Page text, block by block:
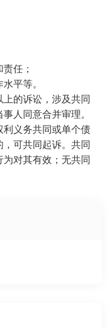
任；
平等。
的诉讼，涉及共同
人同意合并审理。
义务共同或单个债
可共同起诉。共同
对其有效；无共同